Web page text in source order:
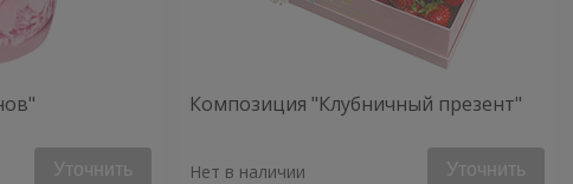
Уточнить
Композиция "Клубничный презент"
Нет в наличии Уточнить